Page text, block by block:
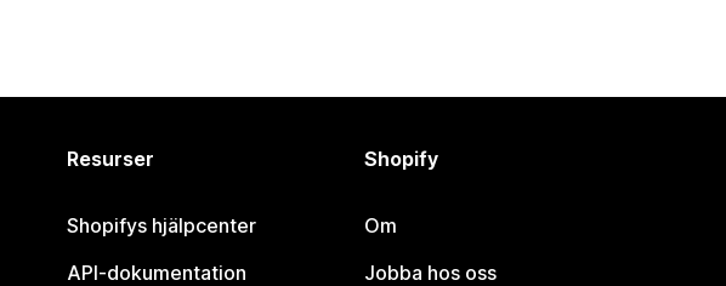
Resurser
Shopifys hjälpcenter
API-dokumentation
Shopify
Om
Jobba hos oss